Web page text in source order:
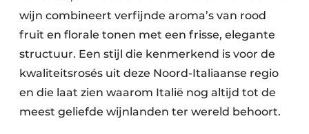
wijn combineert verfijnde aroma’s van rood
fruit en florale tonen met een frisse, elegante
structuur. Een stijl die kenmerkend is voor de
kwaliteitsrosés uit deze Noord-Italiaanse regio
en die laat zien waarom Italië nog altijd tot de
meest geliefde wijnlanden ter wereld behoort.